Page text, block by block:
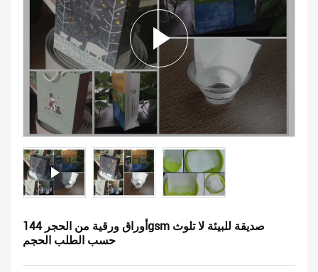
أوراق ورقية من الحجر 144gsm صديقة للبيئة لا تلوث
حسب الطلب الحجم